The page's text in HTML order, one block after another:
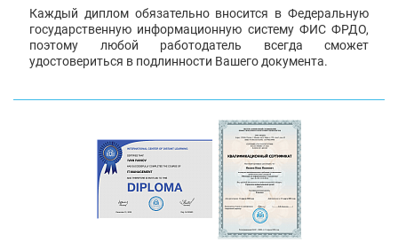
Каждый диплом обязательно вносится в Федеральную
государственную информационную систему ФИС ФРДО,
поэтому любой работодатель всегда сможет
удостовериться в подлинности Вашего документа.